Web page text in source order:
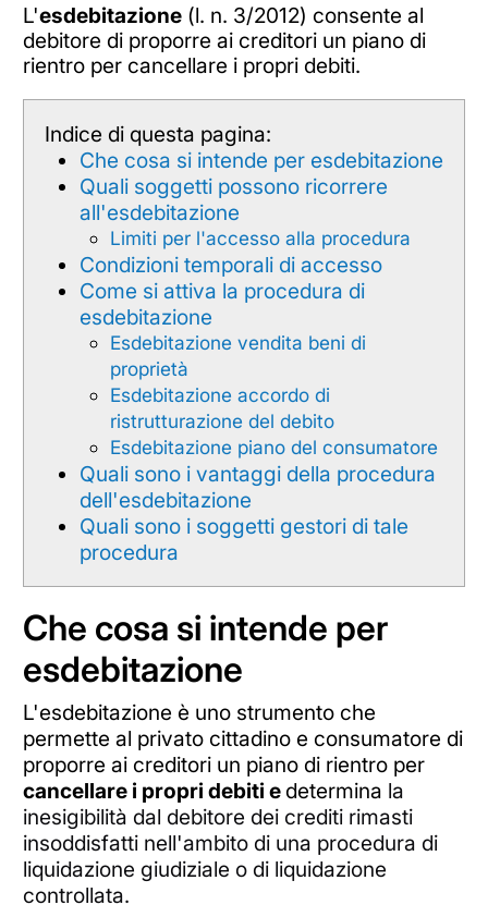
L'esdebitazione(l. n. 3/2012) consente al
debitore di proporre ai creditori un piano di
rientro per cancellare i propri debiti.
Indice di questa pagina:
Che cosa si intende per esdebitazione
Quali soggetti possono ricorrere
all'esdebitazione
Limiti per l'accesso alla procedura
Condizioni temporali di accesso
Come si attiva la procedura di
esdebitazione
Esdebitazione vendita beni di
proprietà
Esdebitazione accordo di
ristrutturazione del debito
Esdebitazione piano del consumatore
Quali sono i vantaggi della procedura
dell'esdebitazione
Quali sono i soggetti gestori di tale
procedura
Che cosa si intende per
esdebitazione
L'esdebitazione è uno strumento che
permette al privato cittadino e consumatore di
proporre ai creditori un piano di rientro per
cancellare i propri debiti e determina la
inesigibilità dal debitore dei crediti rimasti
insoddisfatti nell'ambito di una procedura di
liquidazione giudiziale o di liquidazione
controllata.